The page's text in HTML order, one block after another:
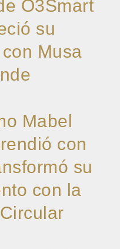
O3Smart
su
Musa
Mabel
con
su
con la